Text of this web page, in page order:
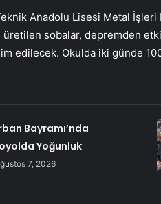
Anadolu Lisesi Metal
sobalar, depremden
edilecek. Okulda iki günde
Bayramı’nda
Yoğunluk
7, 2026